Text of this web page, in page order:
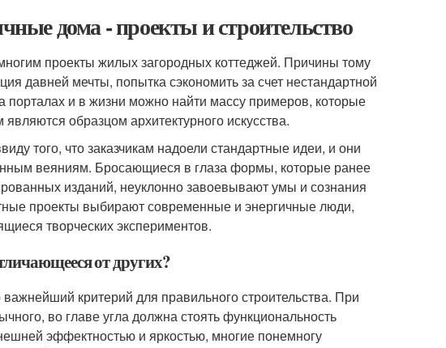
дома - проекты и строительство
проекты жилых загородных коттеджей. Причины тому
давней мечты, попытка сэкономить за счет нестандартной
и в жизни можно найти массу примеров, которые
образцом архитектурного искусства.
того, что заказчикам надоели стандартные идеи, и они
веяниям. Бросающиеся в глаза формы, которые ранее
изданий, неуклонно завоевывают умы и сознания
проекты выбирают современные и энергичные люди,
творческих экспериментов.
от других?
критерий для правильного строительства. При
во главе угла должна стоять функциональность
эффектностью и яркостью, многие понемногу